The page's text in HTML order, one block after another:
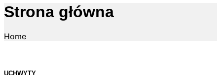
Strona główna
Home
UCHWYTY